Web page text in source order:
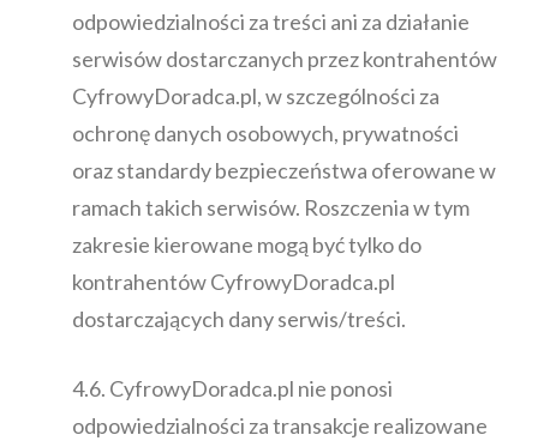
odpowiedzialności za treści ani za działanie
serwisów dostarczanych przez kontrahentów
CyfrowyDoradca.pl, w szczególności za
ochronę danych osobowych, prywatności
oraz standardy bezpieczeństwa oferowane w
ramach takich serwisów. Roszczenia w tym
zakresie kierowane mogą być tylko do
kontrahentów CyfrowyDoradca.pl
dostarczających dany serwis/treści.
4.6. CyfrowyDoradca.pl nie ponosi
odpowiedzialności za transakcje realizowane